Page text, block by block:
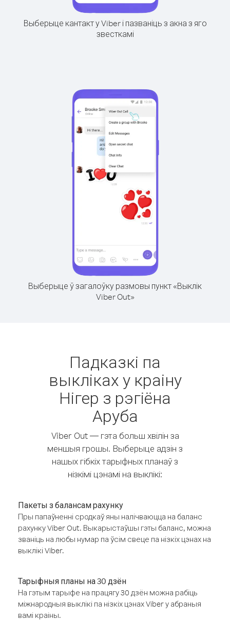
Выберыце кантакт у Viber і пазваніць з акна з яго
звесткамі
Выберыце ў загалоўку размовы пункт «Выклік
Viber Out»
Падказкі па
выкліках у краіну
Нігер з рэгіёна
Аруба
Viber Out — гэта больш хвілін за
меншыя грошы. Выберыце адзін з
нашых гібкіх тарыфных планаў з
нізкімі цэнамі на выклікі:
Пакеты з балансам рахунку
Пры папаўненні сродкаў яны налічваюцца на баланс
рахунку Viber Out. Выкарыстаўшы гэты баланс, можна
званіць на любы нумар па ўсім свеце па нізкіх цэнах на
выклікі Viber.
Тарыфныя планы на 30 дзён
На гэтым тарыфе на працягу 30 дзён можна рабіць
міжнародныя выклікі па нізкіх цэнах Viber у абраныя
вамі краіны.